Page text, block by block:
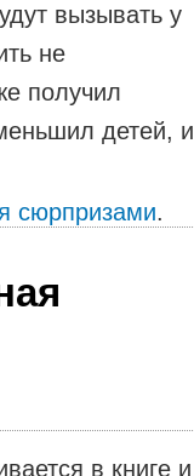
вызывать у
не
получил
детей, и
сюрпризами.
в книге и